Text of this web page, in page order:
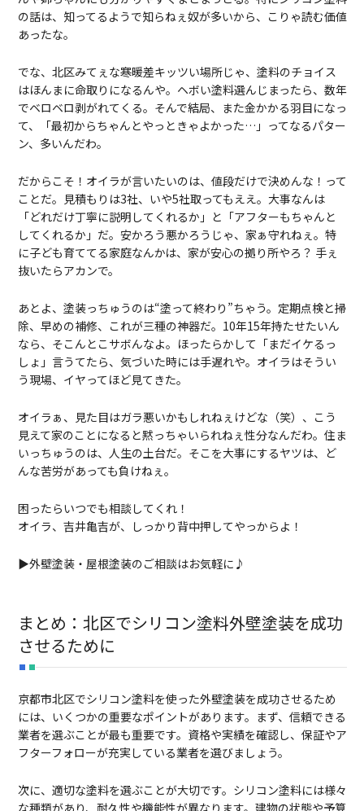
の話は、知ってるようで知らねぇ奴が多いから、こりゃ読む価値
あったな。
でな、北区みてぇな寒暖差キッツい場所じゃ、塗料のチョイス
はほんまに命取りになるんや。ヘボい塗料選んじまったら、数年
でベロベロ剥がれてくる。そんで結局、また金かかる羽目になっ
て、「最初からちゃんとやっときゃよかった…」ってなるパター
ン、多いんだわ。
だからこそ！オイラが言いたいのは、値段だけで決めんな！って
ことだ。見積もりは3社、いや5社取ってもええ。大事なんは
「どれだけ丁寧に説明してくれるか」と「アフターもちゃんと
してくれるか」だ。安かろう悪かろうじゃ、家ぁ守れねぇ。特
に子ども育ててる家庭なんかは、家が安心の拠り所やろ？ 手ぇ
抜いたらアカンで。
あとよ、塗装っちゅうのは“塗って終わり”ちゃう。定期点検と掃
除、早めの補修、これが三種の神器だ。10年15年持たせたいん
なら、そこんとこサボんなよ。ほったらかして「まだイケるっ
しょ」言うてたら、気づいた時には手遅れや。オイラはそうい
う現場、イヤってほど見てきた。
オイラぁ、見た目はガラ悪いかもしれねぇけどな（笑）、こう
見えて家のことになると黙っちゃいられねぇ性分なんだわ。住ま
いっちゅうのは、人生の土台だ。そこを大事にするヤツは、ど
んな苦労があっても負けねぇ。
困ったらいつでも相談してくれ！
オイラ、吉井亀吉が、しっかり背中押してやっからよ！
▶外壁塗装・屋根塗装のご相談はお気軽に♪
まとめ：北区でシリコン塗料外壁塗装を成功
させるために
京都市北区でシリコン塗料を使った外壁塗装を成功させるため
には、いくつかの重要なポイントがあります。まず、信頼できる
業者を選ぶことが最も重要です。資格や実績を確認し、保証やア
フターフォローが充実している業者を選びましょう。
次に、適切な塗料を選ぶことが大切です。シリコン塗料には様々
な種類があり、耐久性や機能性が異なります。建物の状態や予算